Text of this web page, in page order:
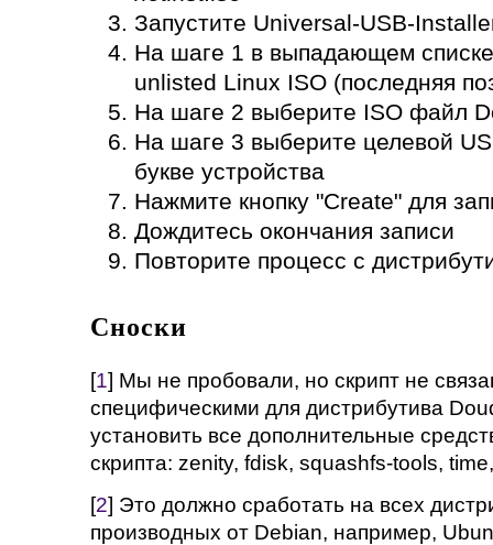
Запустите Universal-USB-
На шаге 1 в выпадающем
unlisted Linux ISO (последняя
На шаге 2 выберите ISO файл
На шаге 3 выберите целевой
букве устройства
Нажмите кнопку "Create" для
Дождитесь окончания записи
Повторите процесс с
Сноски
[1] Мы не пробовали, но скрипт не
специфическими для дистрибутива
установить все дополнительные
скрипта: zenity, fdisk, squashfs-tools,
[2] Это должно сработать на всех
производных от Debian, например,